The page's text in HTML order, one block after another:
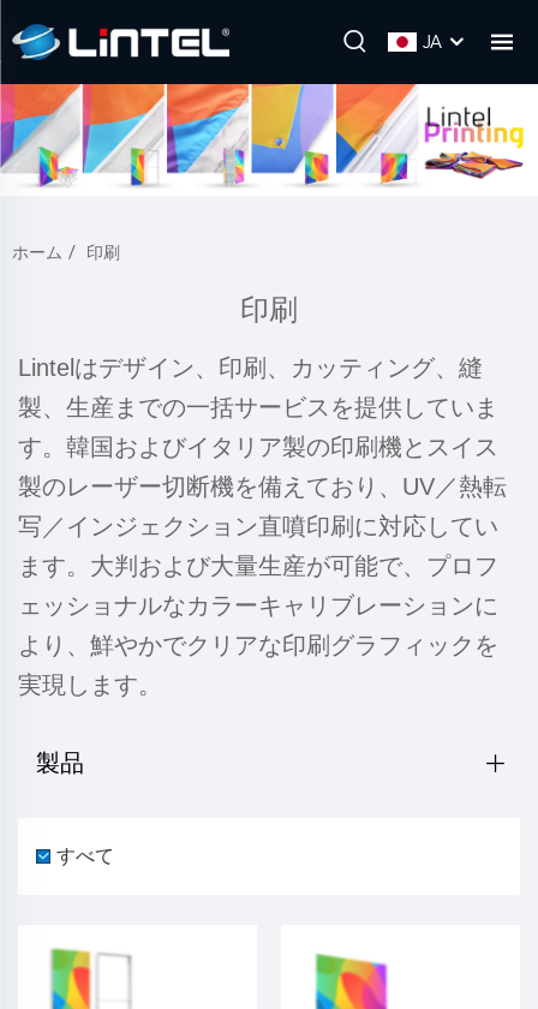
JA
ホーム / 印刷
印刷
Lintelはデザイン、印刷、カッティング、縫
製、生産までの一括サービスを提供していま
す。韓国およびイタリア製の印刷機とスイス
製のレーザー切断機を備えており、UV／熱転
写／インジェクション直噴印刷に対応してい
ます。大判および大量生産が可能で、プロフ
ェッショナルなカラーキャリブレーションに
より、鮮やかでクリアな印刷グラフィックを
実現します。
製品
すべて